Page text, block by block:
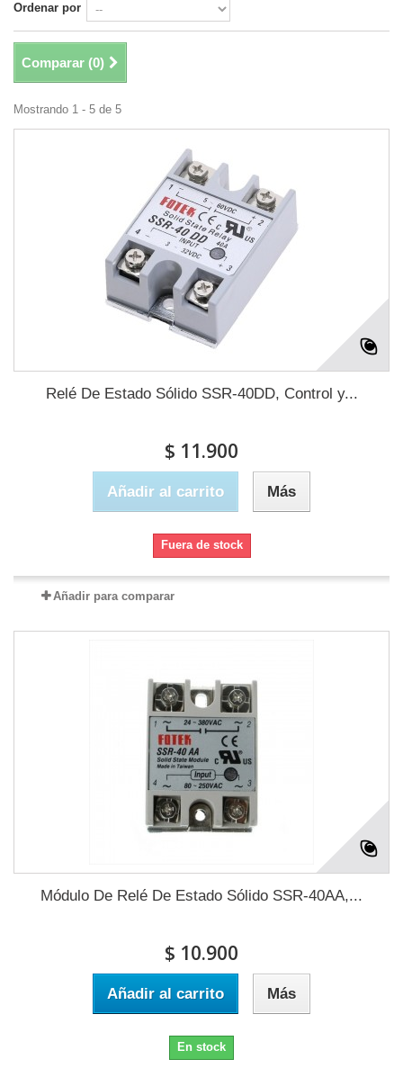
Ordenar por
Comparar (0)
Mostrando 1 - 5 de 5
Relé De Estado Sólido SSR-40DD, Control y...
$ 11.900
Añadir al carrito Más
Fuera de stock
Añadir para comparar
Módulo De Relé De Estado Sólido SSR-40AA,...
$ 10.900
Añadir al carrito Más
En stock